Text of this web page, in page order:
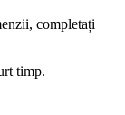
completați
timp.